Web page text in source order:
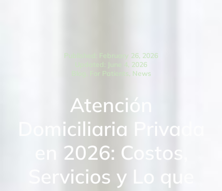
Published: February 26, 2026
Updated: June 4, 2026
For Patients, News
Atención
Domiciliaria Privada
en 2026: Costos,
Servicios y Lo que